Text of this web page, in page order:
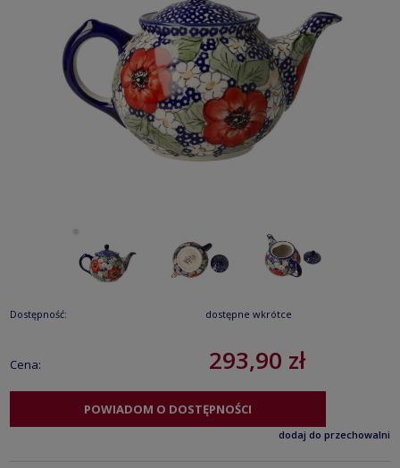
Dostępność: dostępne wkrótce
Cena: 293,90 zł
POWIADOM O DOSTĘPNOŚCI
dodaj do przechowalni